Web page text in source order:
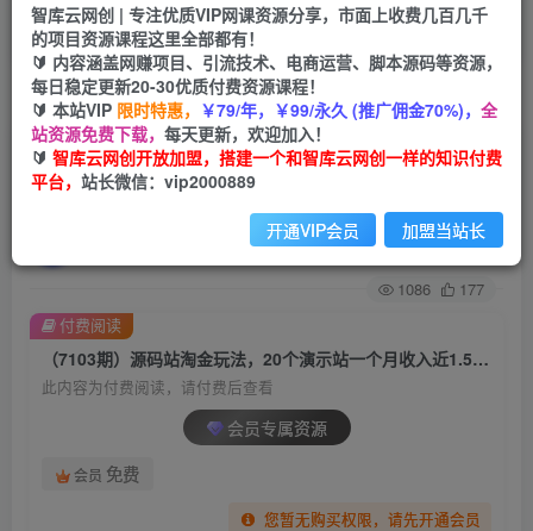
网赚网创 项目
365天稳定跟新
APP下载
GO
首页 创业课程 会员专属 正文
（7103期）源码站淘金玩法，20个演示站一个月
收入近1.5W带实操
关注 私信
1086 177
（7103期）源码站淘金玩法，20个演示站一个月收入近1.5W带实操
此内容为付费阅读，请付费后查看
会员专属资源
会员 免费
您暂无购买权限，请先开通会员
付费阅读
智库云网创 | 专注优质VIP网课资源分享，市面上收费几百几千
的项目资源课程这里全部都有！
🔰 内容涵盖网赚项目、引流技术、电商运营、脚本源码等资源，
每日稳定更新20-30优质付费资源课程！
🔰 本站VIP 限时特惠， ￥79/年，￥99/永久 (推广佣金70%)， 全
站资源免费下载， 每天更新，欢迎加入！
🔰 智库云网创开放加盟，搭建一个和智库云网创一样的知识付费
平台， 站长微信：vip2000889
开通VIP会员 加盟当站长